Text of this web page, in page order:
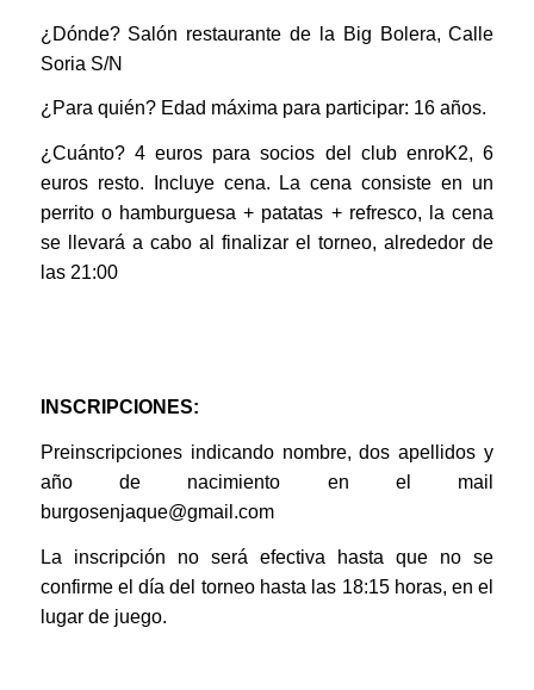
¿Dónde? Salón restaurante de la Big Bolera, Calle
Soria S/N
¿Para quién? Edad máxima para participar: 16 años.
¿Cuánto? 4 euros para socios del club enroK2, 6
euros resto. Incluye cena. La cena consiste en un
perrito o hamburguesa + patatas + refresco, la cena
se llevará a cabo al finalizar el torneo, alrededor de
las 21:00
INSCRIPCIONES:
Preinscripciones indicando nombre, dos apellidos y
año de nacimiento en el mail
burgosenjaque@gmail.com
La inscripción no será efectiva hasta que no se
confirme el día del torneo hasta las 18:15 horas, en el
lugar de juego.